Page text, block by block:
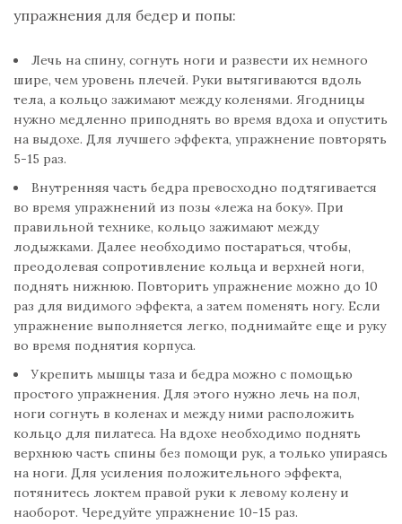
упражнения для бедер и попы:
Лечь на спину, согнуть ноги и развести их немного
шире, чем уровень плечей. Руки вытягиваются вдоль
тела, а кольцо зажимают между коленями. Ягодницы
нужно медленно приподнять во время вдоха и опустить
на выдохе. Для лучшего эффекта, упражнение повторять
5-15 раз.
Внутренняя часть бедра превосходно подтягивается
во время упражнений из позы «лежа на боку». При
правильной технике, кольцо зажимают между
лодыжками. Далее необходимо постараться, чтобы,
преодолевая сопротивление кольца и верхней ноги,
поднять нижнюю. Повторить упражнение можно до 10
раз для видимого эффекта, а затем поменять ногу. Если
упражнение выполняется легко, поднимайте еще и руку
во время поднятия корпуса.
Укрепить мышцы таза и бедра можно с помощью
простого упражнения. Для этого нужно лечь на пол,
ноги согнуть в коленах и между ними расположить
кольцо для пилатеса. На вдохе необходимо поднять
верхнюю часть спины без помощи рук, а только упираясь
на ноги. Для усиления положительного эффекта,
потянитесь локтем правой руки к левому колену и
наоборот. Чередуйте упражнение 10-15 раз.